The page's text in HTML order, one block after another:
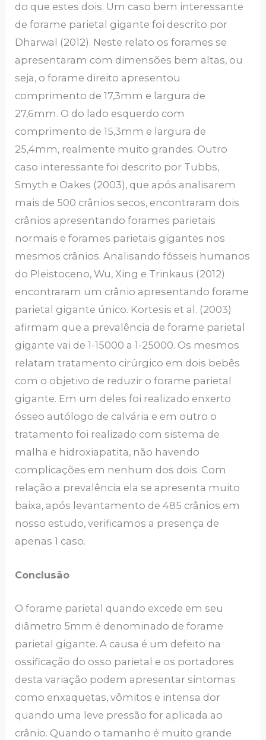
do que estes dois. Um caso bem interessante
de forame parietal gigante foi descrito por
Dharwal (2012). Neste relato os forames se
apresentaram com dimensões bem altas, ou
seja, o forame direito apresentou
comprimento de 17,3mm e largura de
27,6mm. O do lado esquerdo com
comprimento de 15,3mm e largura de
25,4mm, realmente muito grandes. Outro
caso interessante foi descrito por Tubbs,
Smyth e Oakes (2003), que após analisarem
mais de 500 crânios secos, encontraram dois
crânios apresentando forames parietais
normais e forames parietais gigantes nos
mesmos crânios. Analisando fósseis humanos
do Pleistoceno, Wu, Xing e Trinkaus (2012)
encontraram um crânio apresentando forame
parietal gigante único. Kortesis et al. (2003)
afirmam que a prevalência de forame parietal
gigante vai de 1-15000 a 1-25000. Os mesmos
relatam tratamento cirúrgico em dois bebês
com o objetivo de reduzir o forame parietal
gigante. Em um deles foi realizado enxerto
ósseo autólogo de calvária e em outro o
tratamento foi realizado com sistema de
malha e hidroxiapatita, não havendo
complicações em nenhum dos dois. Com
relação a prevalência ela se apresenta muito
baixa, após levantamento de 485 crânios em
nosso estudo, verificamos a presença de
apenas 1 caso.
Conclusão
O forame parietal quando excede em seu
diâmetro 5mm é denominado de forame
parietal gigante. A causa é um defeito na
ossificação do osso parietal e os portadores
desta variação podem apresentar sintomas
como enxaquetas, vômitos e intensa dor
quando uma leve pressão for aplicada ao
crânio. Quando o tamanho é muito grande